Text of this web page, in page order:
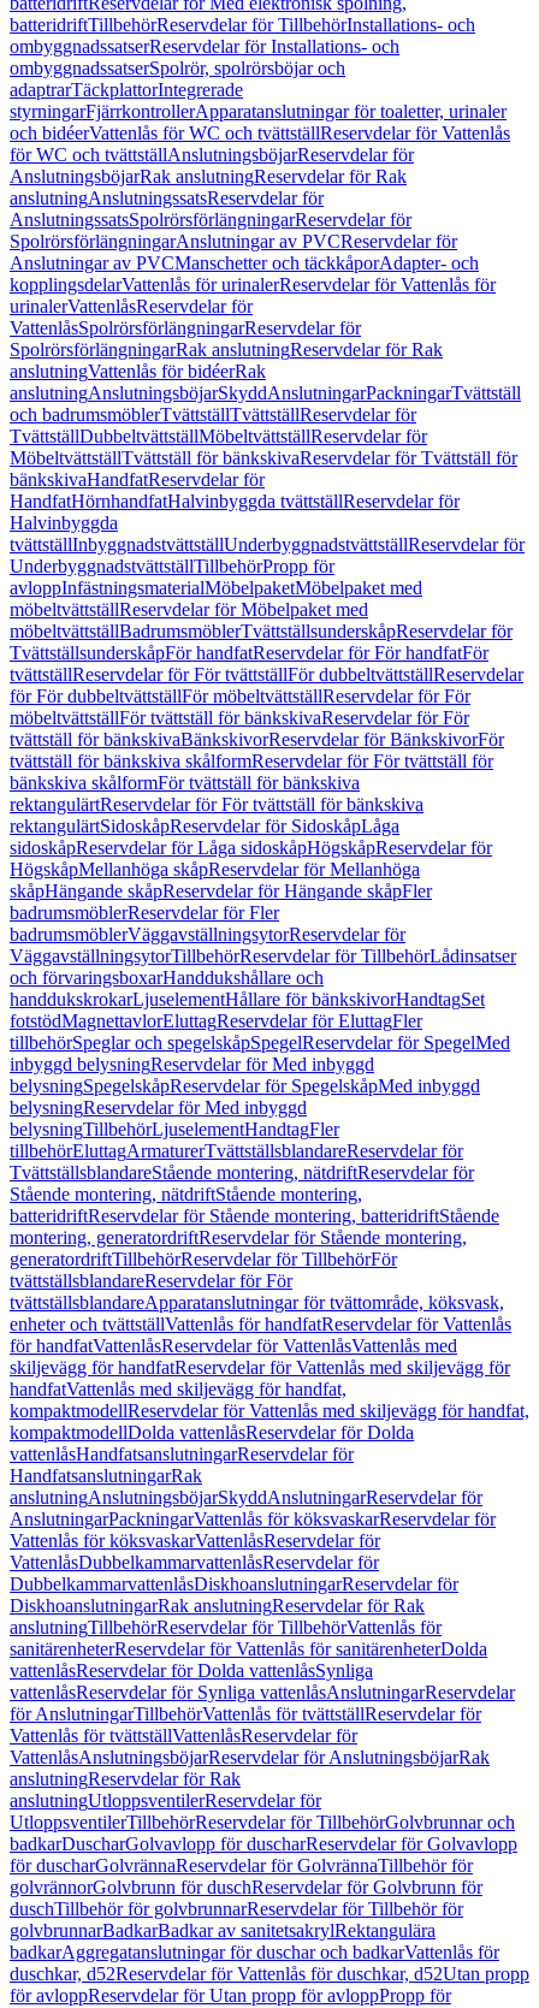
batteridriftTillbehörReservdelar för TillbehörInstallations- och
ombyggnadssatserReservdelar för Installations- och
ombyggnadssatserSpolrör, spolrörsböjar och
adaptrarTäckplattorIntegrerade
styrningarFjärrkontrollerApparatanslutningar för toaletter, urinaler
och bidéerVattenlås för WC och tvättställReservdelar för Vattenlås
för WC och tvättställAnslutningsböjarReservdelar för
AnslutningsböjarRak anslutningReservdelar för Rak
anslutningAnslutningssatsReservdelar för
AnslutningssatsSpolrörsförlängningarReservdelar för
SpolrörsförlängningarAnslutningar av PVCReservdelar för
Anslutningar av PVCManschetter och täckkåporAdapter- och
kopplingsdelarVattenlås för urinalerReservdelar för Vattenlås för
urinalerVattenlåsReservdelar för
VattenlåsSpolrörsförlängningarReservdelar för
SpolrörsförlängningarRak anslutningReservdelar för Rak
anslutningVattenlås för bidéerRak
anslutningAnslutningsböjarSkyddAnslutningarPackningarTvättställ
och badrumsmöblerTvättställTvättställReservdelar för
TvättställDubbeltvättställMöbeltvättställReservdelar för
MöbeltvättställTvättställ för bänkskivaReservdelar för Tvättställ för
bänkskivaHandfatReservdelar för
HandfatHörnhandfatHalvinbyggda tvättställReservdelar för
Halvinbyggda
tvättställInbyggnadstvättställUnderbyggnadstvättställReservdelar för
UnderbyggnadstvättställTillbehörPropp för
avloppInfästningsmaterialMöbelpaketMöbelpaket med
möbeltvättställReservdelar för Möbelpaket med
möbeltvättställBadrumsmöblerTvättställsunderskåpReservdelar för
TvättställsunderskåpFör handfatReservdelar för För handfatFör
tvättställReservdelar för För tvättställFör dubbeltvättställReservdelar
för För dubbeltvättställFör möbeltvättställReservdelar för För
möbeltvättställFör tvättställ för bänkskivaReservdelar för För
tvättställ för bänkskivaBänkskivorReservdelar för BänkskivorFör
tvättställ för bänkskiva skålformReservdelar för För tvättställ för
bänkskiva skålformFör tvättställ för bänkskiva
rektangulärtReservdelar för För tvättställ för bänkskiva
rektangulärtSidoskåpReservdelar för SidoskåpLåga
sidoskåpReservdelar för Låga sidoskåpHögskåpReservdelar för
HögskåpMellanhöga skåpReservdelar för Mellanhöga
skåpHängande skåpReservdelar för Hängande skåpFler
badrumsmöblerReservdelar för Fler
badrumsmöblerVäggavställningsytorReservdelar för
VäggavställningsytorTillbehörReservdelar för TillbehörLådinsatser
och förvaringsboxarHanddukshållare och
handdukskrokarLjuselementHållare för bänkskivorHandtagSet
fotstödMagnettavlorEluttagReservdelar för EluttagFler
tillbehörSpeglar och spegelskåpSpegelReservdelar för SpegelMed
inbyggd belysningReservdelar för Med inbyggd
belysningSpegelskåpReservdelar för SpegelskåpMed inbyggd
belysningReservdelar för Med inbyggd
belysningTillbehörLjuselementHandtagFler
tillbehörEluttagArmaturerTvättställsblandareReservdelar för
TvättställsblandareStående montering, nätdriftReservdelar för
Stående montering, nätdriftStående montering,
batteridriftReservdelar för Stående montering, batteridriftStående
montering, generatordriftReservdelar för Stående montering,
generatordriftTillbehörReservdelar för TillbehörFör
tvättställsblandareReservdelar för För
tvättställsblandareApparatanslutningar för tvättområde, köksvask,
enheter och tvättställVattenlås för handfatReservdelar för Vattenlås
för handfatVattenlåsReservdelar för VattenlåsVattenlås med
skiljevägg för handfatReservdelar för Vattenlås med skiljevägg för
handfatVattenlås med skiljevägg för handfat,
kompaktmodellReservdelar för Vattenlås med skiljevägg för handfat,
kompaktmodellDolda vattenlåsReservdelar för Dolda
vattenlåsHandfatsanslutningarReservdelar för
HandfatsanslutningarRak
anslutningAnslutningsböjarSkyddAnslutningarReservdelar för
AnslutningarPackningarVattenlås för köksvaskarReservdelar för
Vattenlås för köksvaskarVattenlåsReservdelar för
VattenlåsDubbelkammarvattenlåsReservdelar för
DubbelkammarvattenlåsDiskhoanslutningarReservdelar för
DiskhoanslutningarRak anslutningReservdelar för Rak
anslutningTillbehörReservdelar för TillbehörVattenlås för
sanitärenheterReservdelar för Vattenlås för sanitärenheterDolda
vattenlåsReservdelar för Dolda vattenlåsSynliga
vattenlåsReservdelar för Synliga vattenlåsAnslutningarReservdelar
för AnslutningarTillbehörVattenlås för tvättställReservdelar för
Vattenlås för tvättställVattenlåsReservdelar för
VattenlåsAnslutningsböjarReservdelar för AnslutningsböjarRak
anslutningReservdelar för Rak
anslutningUtloppsventilerReservdelar för
UtloppsventilerTillbehörReservdelar för TillbehörGolvbrunnar och
badkarDuscharGolvavlopp för duscharReservdelar för Golvavlopp
för duscharGolvrännaReservdelar för GolvrännaTillbehör för
golvrännorGolvbrunn för duschReservdelar för Golvbrunn för
duschTillbehör för golvbrunnarReservdelar för Tillbehör för
golvbrunnarBadkarBadkar av sanitetsakrylRektangulära
badkarAggregatanslutningar för duschar och badkarVattenlås för
duschkar, d52Reservdelar för Vattenlås för duschkar, d52Utan propp
för avloppReservdelar för Utan propp för avloppPropp för